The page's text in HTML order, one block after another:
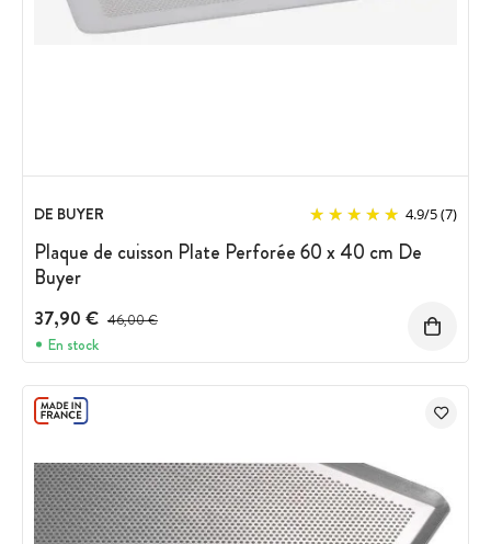
DE BUYER 4.9/5(7)
Plaque de cuisson Plate Perforée 60 x 40 cm De
Buyer
37,90 € Prix avant réduction :
46,00 €
En stock